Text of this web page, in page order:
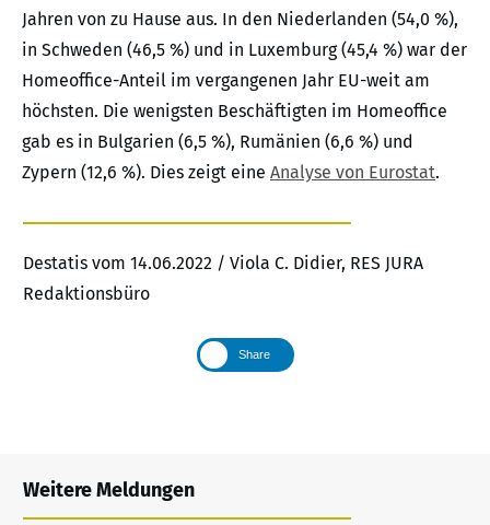
Jahren von zu Hause aus. In den Niederlanden (54,0 %),
in Schweden (46,5 %) und in Luxemburg (45,4 %) war der
Homeoffice-Anteil im vergangenen Jahr EU-weit am
höchsten. Die wenigsten Beschäftigten im Homeoffice
gab es in Bulgarien (6,5 %), Rumänien (6,6 %) und
Zypern (12,6 %). Dies zeigt eine Analyse von Eurostat.
Destatis vom 14.06.2022 / Viola C. Didier, RES JURA
Redaktionsbüro
Share
Weitere Meldungen